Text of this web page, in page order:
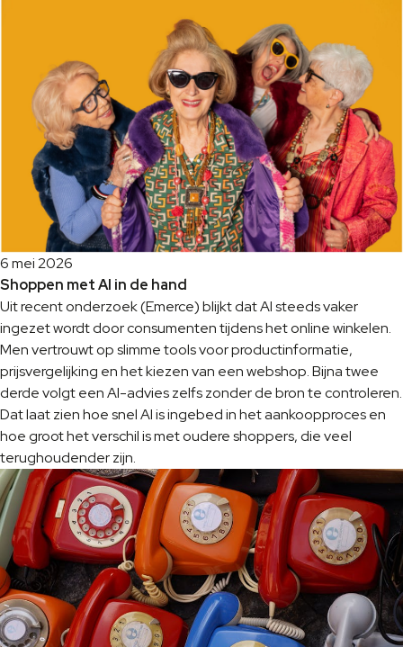
6 mei 2026
Shoppen met AI in de hand
Uit recent onderzoek (Emerce) blijkt dat AI steeds vaker
ingezet wordt door consumenten tijdens het online winkelen.
Men vertrouwt op slimme tools voor productinformatie,
prijsvergelijking en het kiezen van een webshop. Bijna twee
derde volgt een AI-advies zelfs zonder de bron te controleren.
Dat laat zien hoe snel AI is ingebed in het aankoopproces en
hoe groot het verschil is met oudere shoppers, die veel
terughoudender zijn.